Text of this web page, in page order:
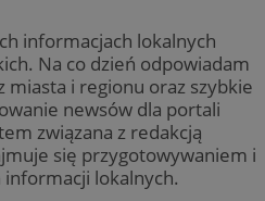
informacjach lokalnych
Na co dzień odpowiadam
i regionu oraz szybkie
newsów dla portali
związana z redakcją
się przygotowywaniem i
lokalnych.